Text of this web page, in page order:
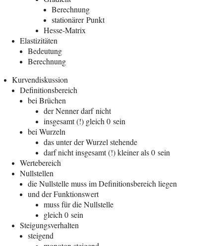
Berech­nung
sta­tio­nä­rer Punkt
Hes­se-Matrix
Elas­ti­zi­tä­ten
Bedeu­tung
Berech­nung
Kur­ven­dis­kus­si­on
Defi­ni­ti­ons­be­reich
bei Brü­chen
der Nen­ner darf nicht
ins­ge­samt (!) gleich 0 sein
bei Wur­zeln
das unter der Wur­zel stehende
darf nicht ins­ge­samt (!) klei­ner als 0 sein
Wer­te­be­reich
Null­stel­len
die Null­stel­le muss im Defi­ni­ti­ons­be­reich liegen
und der Funktionswert
muss für die Nullstelle
gleich 0 sein
Stei­gungs­ver­hal­ten
stei­gend